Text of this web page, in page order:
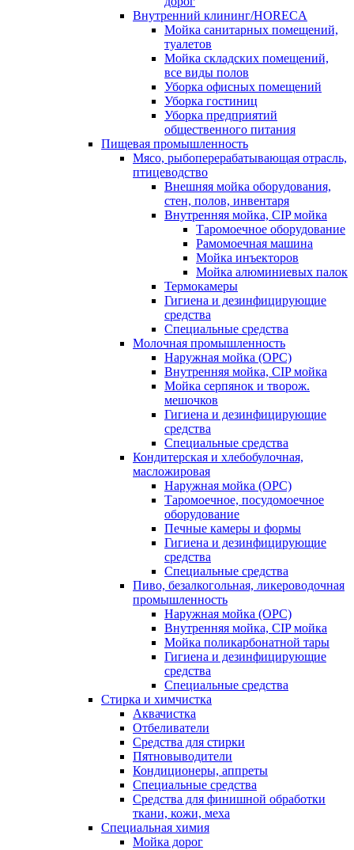
Внутренний клининг/HORECA
Мойка санитарных помещений,
туалетов
Мойка складских помещений,
все виды полов
Уборка офисных помещений
Уборка гостиниц
Уборка предприятий
общественного питания
Пищевая промышленность
Мясо, рыбоперерабатывающая отрасль,
птицеводство
Внешняя мойка оборудования,
стен, полов, инвентаря
Внутренняя мойка, CIP мойка
Таромоечное оборудование
Рамомоечная машина
Мойка инъекторов
Мойка алюминиевых палок
Термокамеры
Гигиена и дезинфицирующие
средства
Специальные средства
Молочная промышленность
Наружная мойка (ОРС)
Внутренняя мойка, CIP мойка
Мойка серпянок и творож.
мешочков
Гигиена и дезинфицирующие
средства
Специальные средства
Кондитерская и хлебобулочная,
масложировая
Наружная мойка (ОРС)
Таромоечное, посудомоечное
оборудование
Печные камеры и формы
Гигиена и дезинфицирующие
средства
Специальные средства
Пиво, безалкогольная, ликероводочная
промышленность
Наружная мойка (ОРС)
Внутренняя мойка, CIP мойка
Мойка поликарбонатной тары
Гигиена и дезинфицирующие
средства
Специальные средства
Стирка и химчистка
Аквачистка
Отбеливатели
Средства для стирки
Пятновыводители
Кондиционеры, аппреты
Специальные средства
Средства для финишной обработки
ткани, кожи, меха
Специальная химия
Мойка дорог